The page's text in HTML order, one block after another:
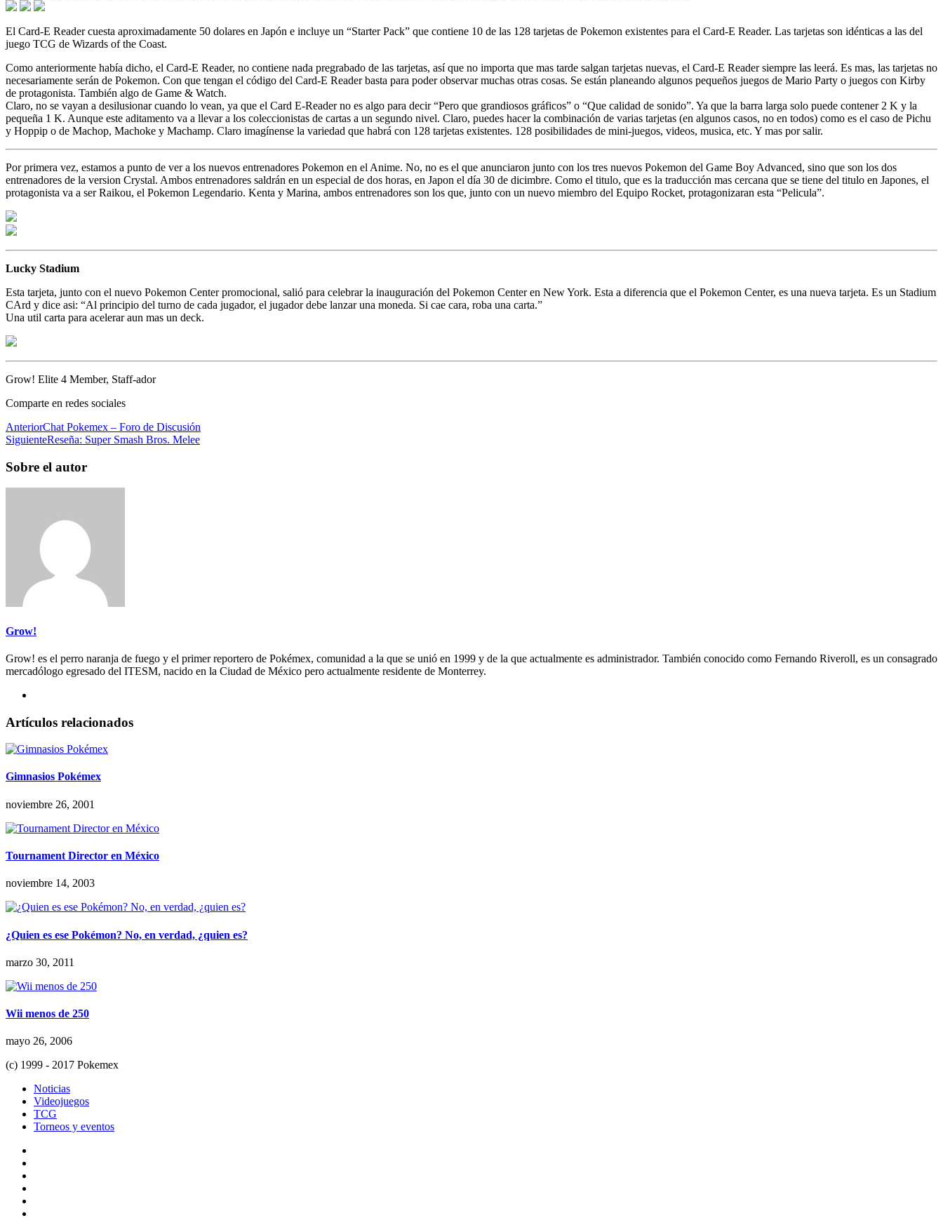
El Card-E Reader cuesta aproximadamente 50 dolares en Japón e incluye un “Starter Pack” que contiene 10 de las 128 tarjetas de Pokemon existentes para el Card-E Reader. Las tarjetas son idénticas a las del
juego TCG de Wizards of the Coast.
Como anteriormente había dicho, el Card-E Reader, no contiene nada pregrabado de las tarjetas, así que no importa que mas tarde salgan tarjetas nuevas, el Card-E Reader siempre las leerá. Es mas, las tarjetas no
necesariamente serán de Pokemon. Con que tengan el código del Card-E Reader basta para poder observar muchas otras cosas. Se están planeando algunos pequeños juegos de Mario Party o juegos con Kirby
de protagonista. También algo de Game & Watch.
Claro, no se vayan a desilusionar cuando lo vean, ya que el Card E-Reader no es algo para decir “Pero que grandiosos gráficos” o “Que calidad de sonido”. Ya que la barra larga solo puede contener 2 K y la
pequeña 1 K. Aunque este aditamento va a llevar a los coleccionistas de cartas a un segundo nivel. Claro, puedes hacer la combinación de varias tarjetas (en algunos casos, no en todos) como es el caso de Pichu
y Hoppip o de Machop, Machoke y Machamp. Claro imagínense la variedad que habrá con 128 tarjetas existentes. 128 posibilidades de mini-juegos, videos, musica, etc. Y mas por salir.
Por primera vez, estamos a punto de ver a los nuevos entrenadores Pokemon en el Anime. No, no es el que anunciaron junto con los tres nuevos Pokemon del Game Boy Advanced, sino que son los dos
entrenadores de la version Crystal. Ambos entrenadores saldrán en un especial de dos horas, en Japon el día 30 de dicimbre. Como el titulo, que es la traducción mas cercana que se tiene del titulo en Japones, el
protagonista va a ser Raikou, el Pokemon Legendario. Kenta y Marina, ambos entrenadores son los que, junto con un nuevo miembro del Equipo Rocket, protagonizaran esta “Pelicula”.
Lucky Stadium
Esta tarjeta, junto con el nuevo Pokemon Center promocional, salió para celebrar la inauguración del Pokemon Center en New York. Esta a diferencia que el Pokemon Center, es una nueva tarjeta. Es un Stadium
CArd y dice asi: “Al principio del turno de cada jugador, el jugador debe lanzar una moneda. Si cae cara, roba una carta.”
Una util carta para acelerar aun mas un deck.
Grow! Elite 4 Member, Staff-ador
Comparte en redes sociales
AnteriorChat Pokemex – Foro de Discusión
SiguienteReseña: Super Smash Bros. Melee
Sobre el autor
Grow!
Grow! es el perro naranja de fuego y el primer reportero de Pokémex, comunidad a la que se unió en 1999 y de la que actualmente es administrador. También conocido como Fernando Riveroll, es un consagrado
mercadólogo egresado del ITESM, nacido en la Ciudad de México pero actualmente residente de Monterrey.
Artículos relacionados
Gimnasios Pokémex
noviembre 26, 2001
Tournament Director en México
noviembre 14, 2003
¿Quien es ese Pokémon? No, en verdad, ¿quien es?
marzo 30, 2011
Wii menos de 250
mayo 26, 2006
(c) 1999 - 2017 Pokemex
Noticias
Videojuegos
TCG
Torneos y eventos